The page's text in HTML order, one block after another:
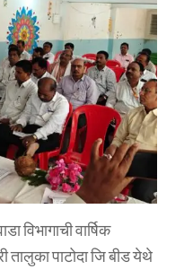
विभागाची वार्षिक
पाटोदा जि बीड येथे